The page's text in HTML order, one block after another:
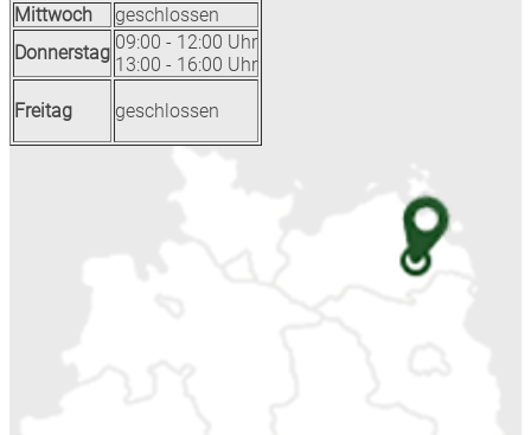
Mittwoch
geschlossen
Donnerstag 09:00 - 12:00 Uhr
13:00 - 16:00 Uhr
Freitag geschlossen